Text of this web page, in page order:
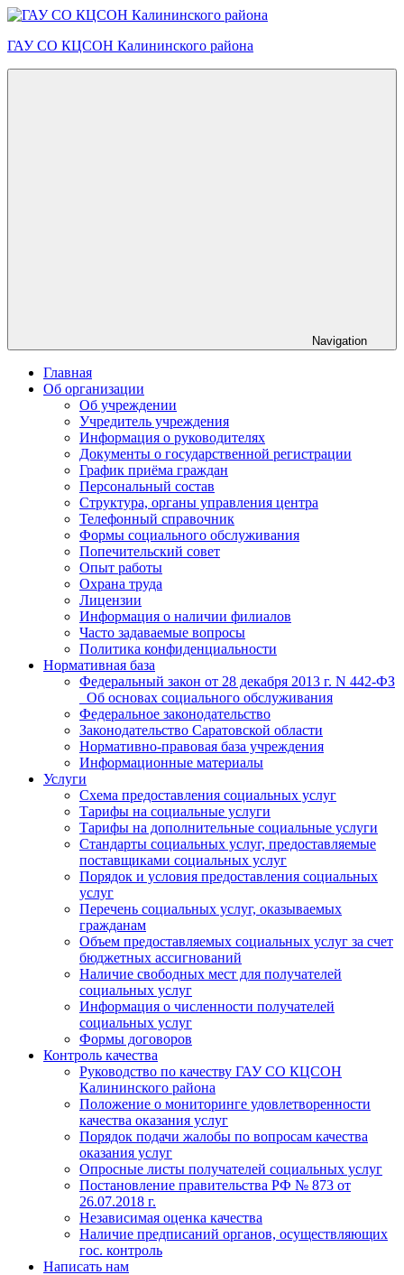
Skip
content
ГАУ СО КЦСОН Калининского района
Navigation
Главная
Об организации
Об учреждении
Учредитель учреждения
Информация о руководителях
Документы о государственной регистрации
График приёма граждан
Персональный состав
Структура, органы управления центра
Телефонный справочник
Формы социального обслуживания
Попечительский совет
Опыт работы
Охрана труда
Лицензии
Информация о наличии филиалов
Часто задаваемые вопросы
Политика конфиденциальности
Нормативная база
Федеральный закон от 28 декабря 2013 г. N 442-ФЗ
_Об основах социального обслуживания
Федеральное законодательство
Законодательство Саратовской области
Нормативно-правовая база учреждения
Информационные материалы
Услуги
Схема предоставления социальных услуг
Тарифы на социальные услуги
Тарифы на дополнительные социальные услуги
Стандарты социальных услуг, предоставляемые
поставщиками социальных услуг
Порядок и условия предоставления социальных
услуг
Перечень социальных услуг, оказываемых
гражданам
Объем предоставляемых социальных услуг за счет
бюджетных ассигнований
Наличие свободных мест для получателей
социальных услуг
Информация о численности получателей
социальных услуг
Формы договоров
Контроль качества
Руководство по качеству ГАУ СО КЦСОН
Калининского района
Положение о мониторинге удовлетворенности
качества оказания услуг
Порядок подачи жалобы по вопросам качества
оказания услуг
Опросные листы получателей социальных услуг
Постановление правительства РФ № 873 от
26.07.2018 г.
Независимая оценка качества
Наличие предписаний органов, осуществляющих
гос. контроль
Написать нам